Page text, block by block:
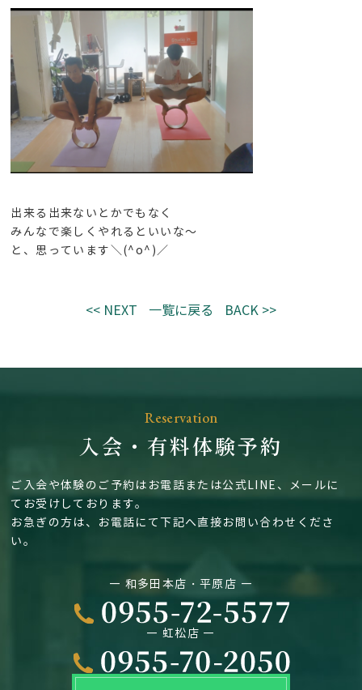
出来る出来ないとかでもなく
みんなで楽しくやれるといいな～
と、思っています＼(^o^)／
<< NEXT 一覧に戻る BACK >>
Reservation
入会・有料体験予約
ご入会や体験のご予約はお電話または公式LINE、メールに
てお受けしております。
お急ぎの方は、お電話にて下記へ直接お問い合わせくださ
い。
― 和多田本店・平原店 ―
― 虹松店 ―